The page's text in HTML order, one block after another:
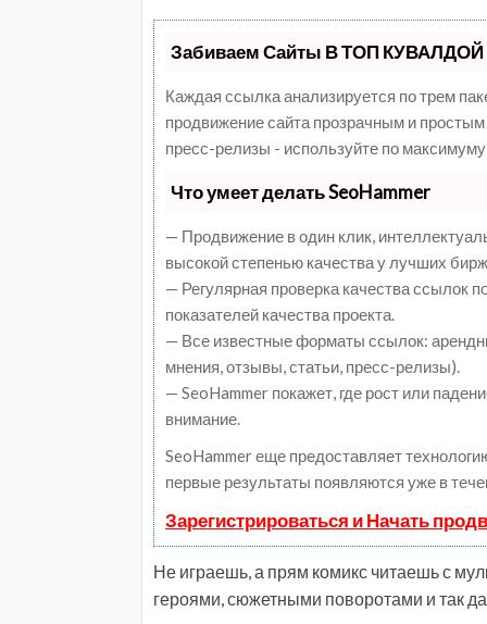
Забиваем Сайты В ТОП КУВАЛДОЙ
Каждая ссылка анализируется по трем
продвижение сайта прозрачным и
пресс-релизы - используйте по
Что умеет делать SeoHammer
— Продвижение в один клик,
высокой степенью качества у лучших
— Регулярная проверка качества ссылок
показателей качества проекта.
— Все известные форматы ссылок:
мнения, отзывы, статьи, пресс-релизы).
— SeoHammer покажет, где рост или
внимание.
SeoHammer еще предоставляет
первые результаты появляются уже в
Зарегистрироваться и Начать
Не играешь, а прям комикс читаешь с
героями, сюжетными поворотами и так